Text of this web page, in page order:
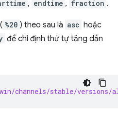
, endtime , fraction .
%20 ) theo sau là asc hoặc
để chỉ định thứ tự tăng dần
channels/stable/versions/